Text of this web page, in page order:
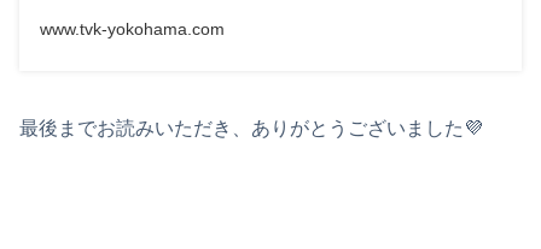
www.tvk-yokohama.com
最後までお読みいただき、ありがとうございました💜